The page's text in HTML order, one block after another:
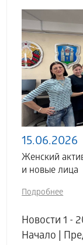
15.06.2026
Женский
и новые лица
Подробнее
Новости 1 -
Начало |